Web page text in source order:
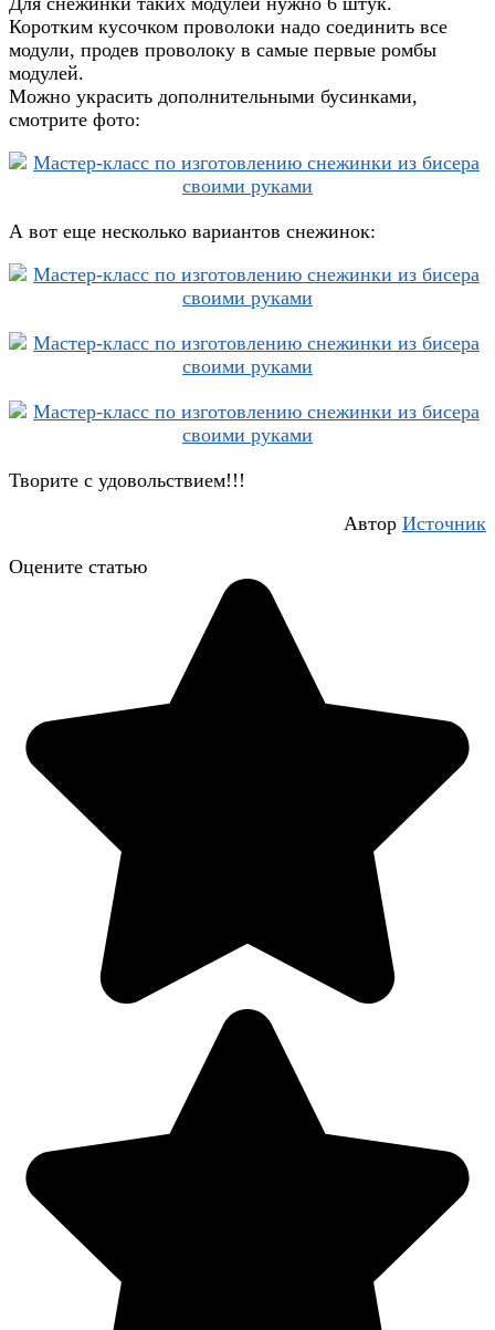
Коротким кусочком проволоки надо соединить все
модули, продев проволоку в самые первые ромбы
модулей.
Можно украсить дополнительными бусинками,
смотрите фото:
А вот еще несколько вариантов снежинок:
Творите с удовольствием!!!
Автор Источник
Оцените статью